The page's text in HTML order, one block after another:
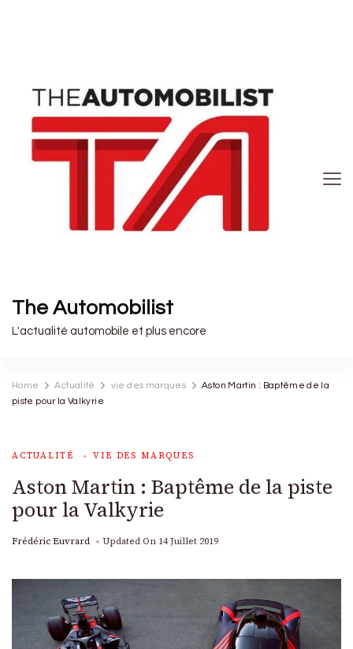
The Automobilist
L'actualité automobile et plus encore
Home Actualité vie des marques
Aston Martin : Baptême de la
piste pour la Valkyrie
ACTUALITÉ VIE DES MARQUES
Aston Martin : Baptême de la piste
pour la Valkyrie
Frédéric Euvrard Updated On 14 Juillet 2019